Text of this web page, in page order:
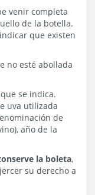
venir completa
de la botella.
que existen
no esté abollada
se indica.
uva utilizada
de
año de la
la boleta,
su derecho a